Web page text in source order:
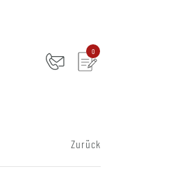
0
Zurück